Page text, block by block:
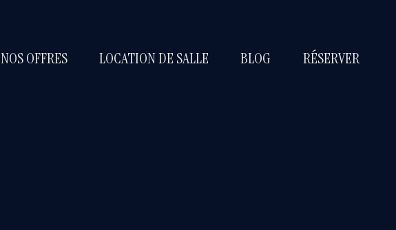
NOS OFFRES LOCATION DE SALLE BLOG RÉSERVER